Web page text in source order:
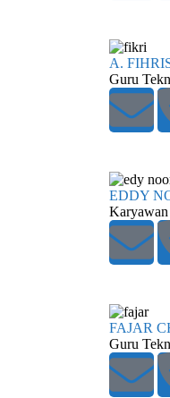
A.
Guru
EDDY
Karyawan
FAJAR
Guru